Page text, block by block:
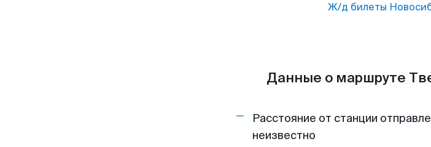
Ж/д билеты
Данные о маршруте
Расстояние от станции
неизвестно